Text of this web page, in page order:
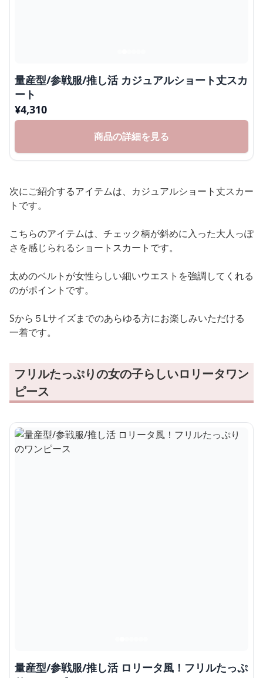
量産型/参戦服/推し活 カジュアルショート丈スカ
ート
¥4,310
商品の詳細を見る
次にご紹介するアイテムは、カジュアルショート丈スカー
トです。
こちらのアイテムは、チェック柄が斜めに入った大人っぽ
さを感じられるショートスカートです。
太めのベルトが女性らしい細いウエストを強調してくれる
のがポイントです。
Sから５Lサイズまでのあらゆる方にお楽しみいただける
一着です。
フリルたっぷりの女の子らしいロリータワン
ピース
量産型/参戦服/推し活 ロリータ風！フリルたっぷ